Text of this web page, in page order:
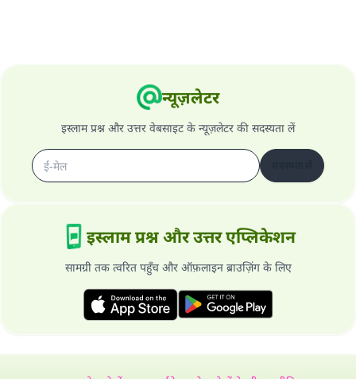
न्यूज़लेटर
इस्लाम प्रश्न और उत्तर वेबसाइट के न्यूज़लेटर की सदस्यता लें
इस्लाम प्रश्न और उत्तर एप्लिकेशन
सामग्री तक त्वरित पहुँच और ऑफ़लाइन ब्राउज़िंग के लिए